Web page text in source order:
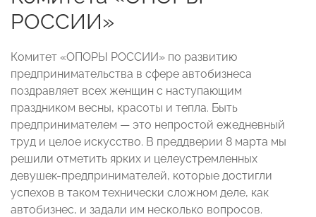
РОССИИ»
Комитет «ОПОРЫ РОССИИ» по развитию
предпринимательства в сфере автобизнеса
поздравляет всех женщин с наступающим
праздником весны, красоты и тепла. Быть
предпринимателем — это непростой ежедневный
труд и целое искусство. В преддверии 8 марта мы
решили отметить ярких и целеустремленных
девушек-предпринимателей, которые достигли
успехов в таком технически сложном деле, как
автобизнес, и задали им несколько вопросов.